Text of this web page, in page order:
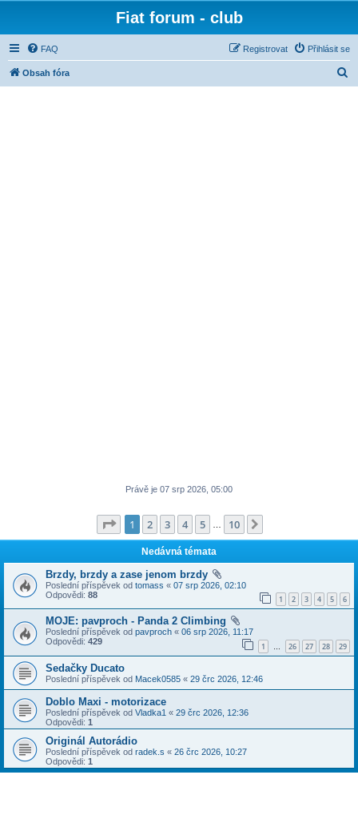
Fiat forum - club
FAQ Přihlásit se
Registrovat
Obsah fóra
Právě je 07 srp 2026, 05:00
Stránka z 10
1 2 3 4 5 10
Nedávná témata
Brzdy, brzdy a zase jenom brzdy
Poslední příspěvek od tomass « 07 srp 2026, 02:10
Odpovědi: 88 1 2 3 4 5 6
MOJE: pavproch - Panda 2 Climbing
Poslední příspěvek od pavproch « 06 srp 2026, 11:17
Odpovědi: 429 1 … 26 27 28 29
Sedačky Ducato
Poslední příspěvek od Macek0585 « 29 črc 2026, 12:46
Doblo Maxi - motorizace
Poslední příspěvek od Vladka1 « 29 črc 2026, 12:36
Odpovědi: 1
Originál Autorádio
Poslední příspěvek od radek.s « 26 črc 2026, 10:27
Odpovědi: 1